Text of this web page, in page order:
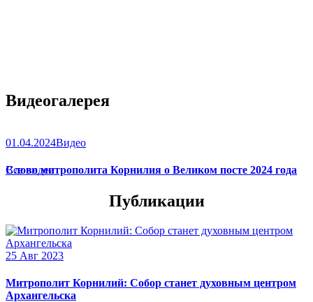
Видеогалерея
01.04.2024Видео
Слово митрополита Корнилия о Великом посте 2024 года
Все видео
Публикации
25 Авг 2023
Митрополит Корнилий: Собор станет духовным центром
Архангельска